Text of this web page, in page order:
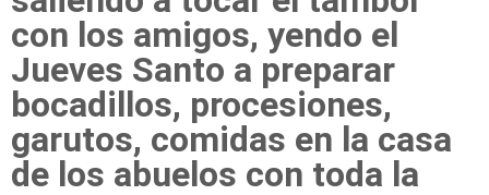
con los amigos, yendo el
Jueves Santo a preparar
bocadillos, procesiones,
garutos, comidas en la casa
de los abuelos con toda la